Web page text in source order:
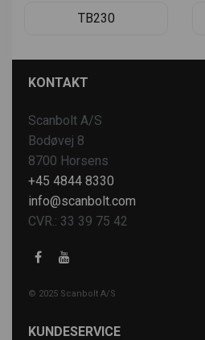
TB230
KONTAKT
Scanbolt A/S
Bodøvej 8
8700 Horsens
+45 4844 8330
info@scanbolt.com
CVR.: 33 39 75 42
© 2025 Scanbolt A/S
KUNDESERVICE